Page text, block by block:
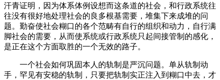
汗青证明，因为体系体例设想而这条道的社会，和行政系统往
往没有很好地处理社会的良多根基需要，堆集下来成堆的问
题。勤奋使社会糊口的各个范畴有自行的组织和动力，自行满
脚社会的需要，从而使系统或行政系统只起间接管制的感化，
是正在这个方面取胜的一个无效的路子。
一个社会如何巩固本人的轨制是严沉问题。单从轨制动
手，罕见有安稳的轨制，只要把轨制实正注入到糊口中去，才